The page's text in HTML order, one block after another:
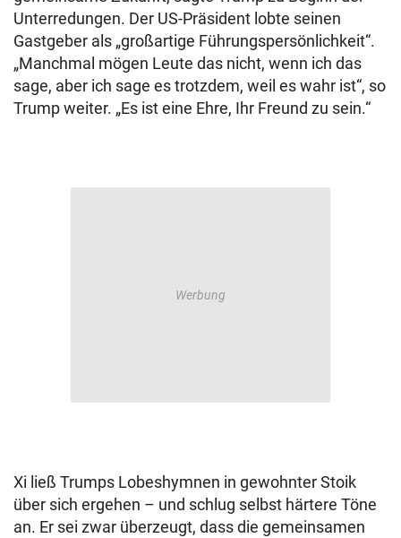
Unterredungen. Der US-Präsident lobte seinen
Gastgeber als „großartige Führungspersönlichkeit“.
„Manchmal mögen Leute das nicht, wenn ich das
sage, aber ich sage es trotzdem, weil es wahr ist“, so
Trump weiter. „Es ist eine Ehre, Ihr Freund zu sein.“
Xi ließ Trumps Lobeshymnen in gewohnter Stoik
über sich ergehen – und schlug selbst härtere Töne
an. Er sei zwar überzeugt, dass die gemeinsamen